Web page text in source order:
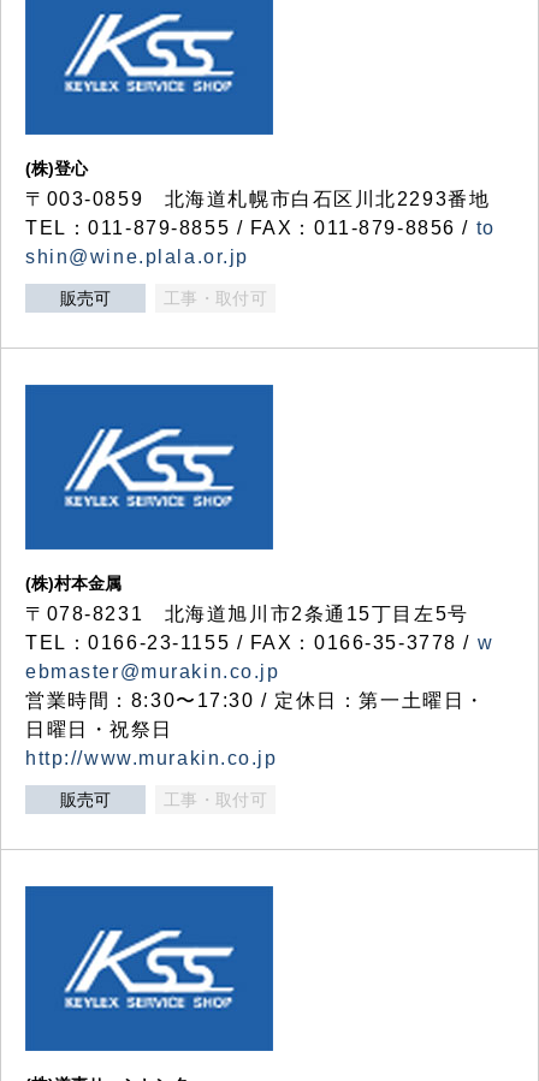
(株)登心
〒003-0859 北海道札幌市白石区川北2293番地
TEL：011-879-8855 / FAX：011-879-8856 / to
shin@wine.plala.or.jp
販売可 工事・取付可
(株)村本金属
〒078-8231 北海道旭川市2条通15丁目左5号
TEL：0166-23-1155 / FAX：0166-35-3778 / w
ebmaster@murakin.co.jp
営業時間：8:30〜17:30 / 定休日：第一土曜日・
日曜日・祝祭日
http://www.murakin.co.jp
販売可 工事・取付可